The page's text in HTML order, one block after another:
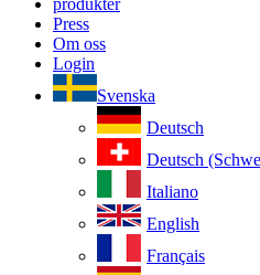
produkter
Press
Om oss
Login
Svenska
Deutsch
Deutsch
Italiano
English
Français